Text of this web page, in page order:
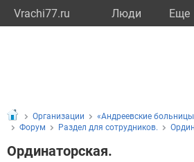
Vrachi77.ru Люди Eще
Организации
«Андреевские
Форум
Раздел для сотрудников.
Ординаторская.